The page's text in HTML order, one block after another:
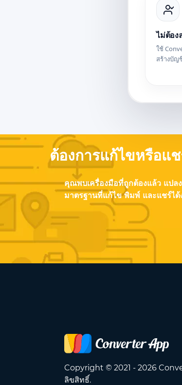
ไม่ต้อง
ใช้
สร้างบัญ
ต้องการแก้ไขหรือแ
คุณพบเครื่องมือที่ถูกต้องแล้ว แปล
มาตรฐานที่แก้ไข พิมพ์ และแชร์ได้
Copyright © 2021 - 2026
ลิขสิทธิ์.